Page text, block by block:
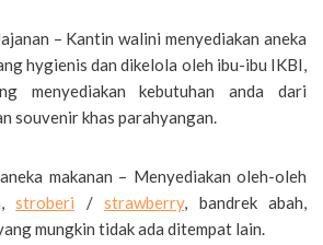
– Kantin walini menyediakan aneka
hygienis dan dikelola oleh ibu-ibu IKBI,
menyediakan kebutuhan anda dari
souvenir khas parahyangan.
makanan – Menyediakan oleh-oleh
stroberi / strawberry, bandrek abah,
mungkin tidak ada ditempat lain.